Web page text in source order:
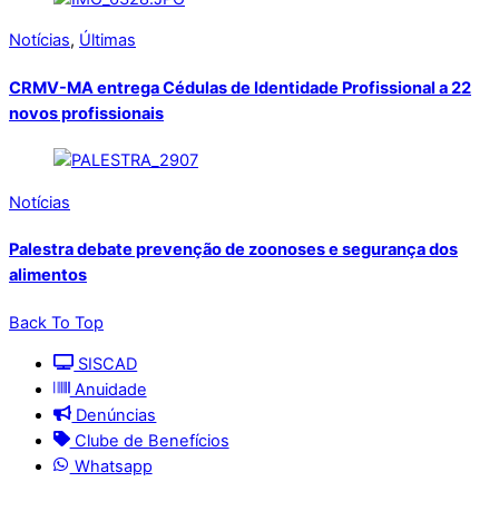
Notícias, Últimas
CRMV-MA entrega Cédulas de Identidade Profissional a 22
novos profissionais
Notícias
Palestra debate prevenção de zoonoses e segurança dos
alimentos
Back To Top
SISCAD
Anuidade
Denúncias
Clube de Benefícios
Whatsapp